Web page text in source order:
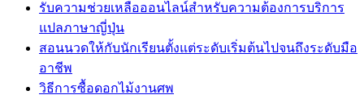
รับความช่วยเหลือออนไลน์สำหรับความต้องการบริการ
แปลภาษาญี่ปุ่น
สอนนวดให้กับนักเรียนตั้งแต่ระดับเริ่มต้นไปจนถึงระดับมือ
อาชีพ
วิธีการซื้อดอกไม้งานศพ